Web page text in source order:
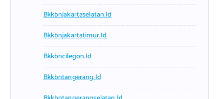
Bkkbnjakartaselatan.id
Bkkbnjakartatimur.id
Bkkbncilegon.id
Bkkbntangerang.id